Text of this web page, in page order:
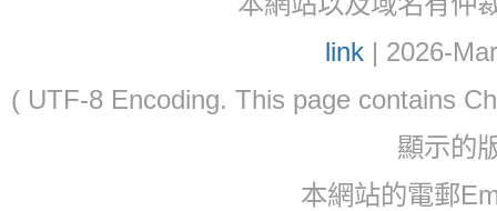
link| 2026-
( UTF-8 Encoding. This page contains
顯示的
本網站的電郵